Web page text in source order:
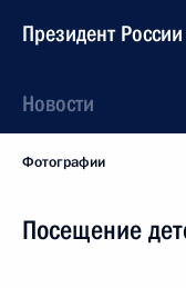
Президент России
Новости
Фотографии
Посещение